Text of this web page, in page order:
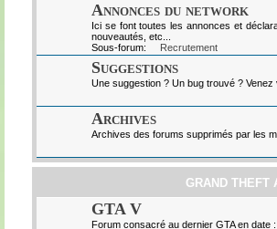
Annonces du network
Ici se font toutes les annonces et
nouveautés, etc...
Sous-forum:
Recrutement
Suggestions
Une suggestion ? Un bug trouvé ? Venez
Archives
Archives des forums supprimés par les
GRAND THEFT
GTA V
Forum consacré au dernier GTA en date :